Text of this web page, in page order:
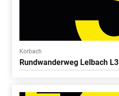
Korbach
Rundwanderweg Lelbach L3